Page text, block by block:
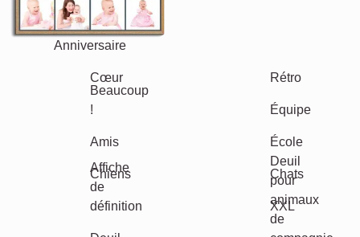
Anniversaire
Nature